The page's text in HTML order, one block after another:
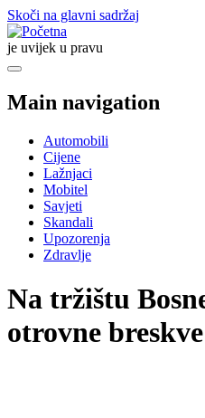
Skoči na glavni sadržaj
je uvijek u pravu
Main navigation
Automobili
Cijene
Lažnjaci
Mobitel
Savjeti
Skandali
Upozorenja
Zdravlje
Na tržištu
otrovne